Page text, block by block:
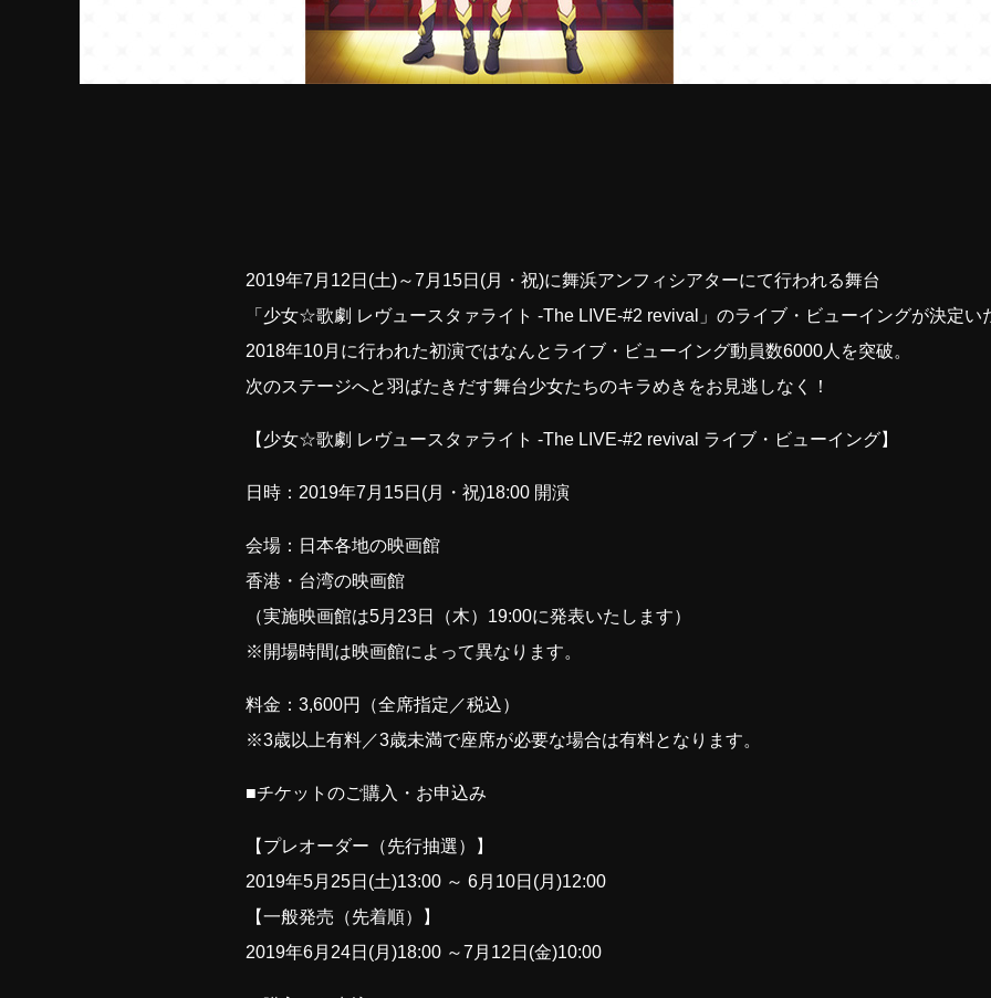
2019年7月12日(土)～7月15日(月・祝)に舞浜アンフィシアターにて行われる舞台
「少女☆歌劇 レヴュースタァライト -The LIVE-#2 revival」のライブ・ビューイングが決定い
2018年10月に行われた初演ではなんとライブ・ビューイング動員数6000人を突破。
次のステージへと羽ばたきだす舞台少女たちのキラめきをお見逃しなく！
【少女☆歌劇 レヴュースタァライト -The LIVE-#2 revival ライブ・ビューイング】
日時：2019年7月15日(月・祝)18:00 開演
会場：日本各地の映画館
香港・台湾の映画館
（実施映画館は5月23日（木）19:00に発表いたします）
※開場時間は映画館によって異なります。
料金：3,600円（全席指定／税込）
※3歳以上有料／3歳未満で座席が必要な場合は有料となります。
■チケットのご購入・お申込み
【プレオーダー（先行抽選）】
2019年5月25日(土)13:00 ～ 6月10日(月)12:00
【一般発売（先着順）】
2019年6月24日(月)18:00 ～7月12日(金)10:00